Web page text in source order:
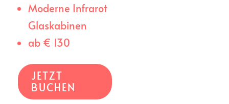
Moderne Infrarot
Glaskabinen
ab € 130
JETZT
BUCHEN